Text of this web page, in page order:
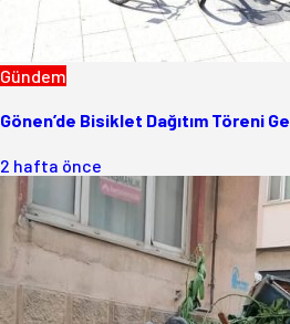
Gündem
Gönen’de Bisiklet Dağıtım Töreni
2 hafta önce